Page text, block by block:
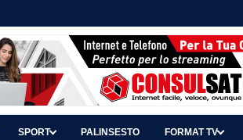
SPORT PALINSESTO FORMAT TV